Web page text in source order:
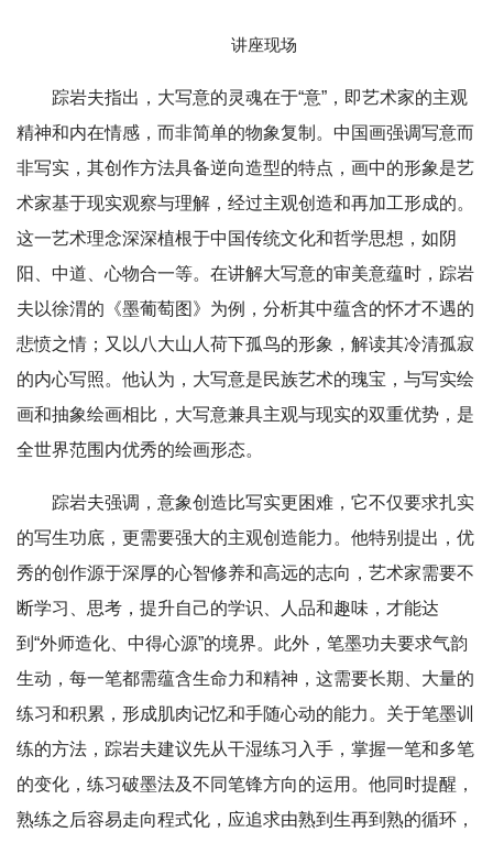
讲座现场
踪岩夫指出，大写意的灵魂在于“意”，即艺术家的主观
精神和内在情感，而非简单的物象复制。中国画强调写意而
非写实，其创作方法具备逆向造型的特点，画中的形象是艺
术家基于现实观察与理解，经过主观创造和再加工形成的。
这一艺术理念深深植根于中国传统文化和哲学思想，如阴
阳、中道、心物合一等。在讲解大写意的审美意蕴时，踪岩
夫以徐渭的《墨葡萄图》为例，分析其中蕴含的怀才不遇的
悲愤之情；又以八大山人荷下孤鸟的形象，解读其冷清孤寂
的内心写照。他认为，大写意是民族艺术的瑰宝，与写实绘
画和抽象绘画相比，大写意兼具主观与现实的双重优势，是
全世界范围内优秀的绘画形态。
踪岩夫强调，意象创造比写实更困难，它不仅要求扎实
的写生功底，更需要强大的主观创造能力。他特别提出，优
秀的创作源于深厚的心智修养和高远的志向，艺术家需要不
断学习、思考，提升自己的学识、人品和趣味，才能达
到“外师造化、中得心源”的境界。此外，笔墨功夫要求气韵
生动，每一笔都需蕴含生命力和精神，这需要长期、大量的
练习和积累，形成肌肉记忆和手随心动的能力。关于笔墨训
练的方法，踪岩夫建议先从干湿练习入手，掌握一笔和多笔
的变化，练习破墨法及不同笔锋方向的运用。他同时提醒，
熟练之后容易走向程式化，应追求由熟到生再到熟的循环，